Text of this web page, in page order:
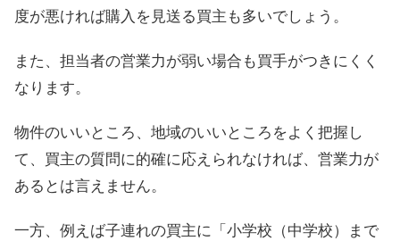
度が悪ければ購入を見送る買主も多いでしょう。
また、担当者の営業力が弱い場合も買手がつきにくく
なります。
物件のいいところ、地域のいいところをよく把握し
て、買主の質問に的確に応えられなければ、営業力が
あるとは言えません。
一方、例えば子連れの買主に「小学校（中学校）まで